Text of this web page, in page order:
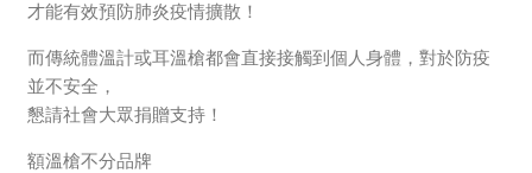
才能有效預防肺炎疫情擴散！
而傳統體溫計或耳溫槍都會直接接觸到個人身體，對於防疫
並不安全，
懇請社會大眾捐贈支持！
額溫槍不分品牌